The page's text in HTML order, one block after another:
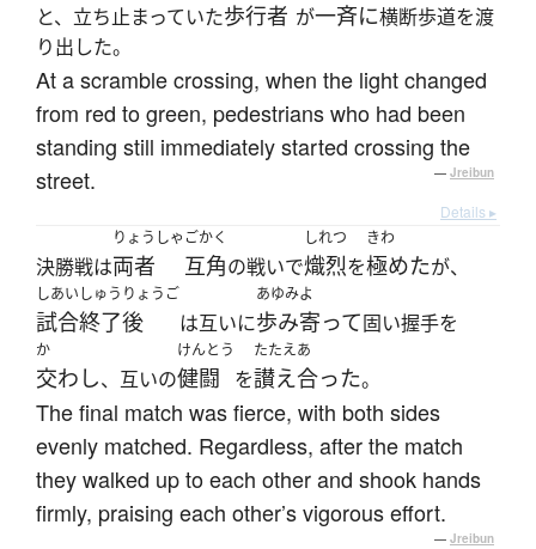
と、立ち止まっていた歩行者 が一斉に横断歩道を渡
り出した。
At a scramble crossing, when the light changed
from red to green, pedestrians who had been
standing still immediately started crossing the
street.
— Jreibun
Details ▸
決勝戦は
りょうしゃ
両者
ごかく
互角の戦いで
しれつ
熾烈を
きわ
極めたが、
しあい
試合
しゅうりょうご
終了後 は互いに
あゆみよ
歩み寄って固い握手を
か
交わし、互いの
けんとう
健闘 を
たたえあ
讃え合った。
The final match was fierce, with both sides
evenly matched. Regardless, after the match
they walked up to each other and shook hands
firmly, praising each other’s vigorous effort.
— Jreibun